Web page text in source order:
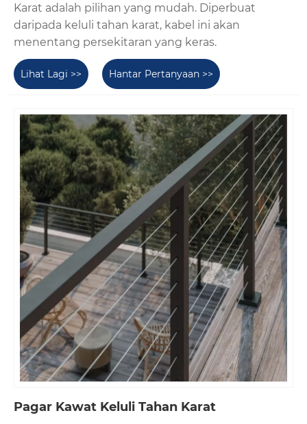
Karat adalah pilihan yang mudah. Diperbuat
daripada keluli tahan karat, kabel ini akan
menentang persekitaran yang keras.
Lihat Lagi >> Hantar Pertanyaan >>
Pagar Kawat Keluli Tahan Karat